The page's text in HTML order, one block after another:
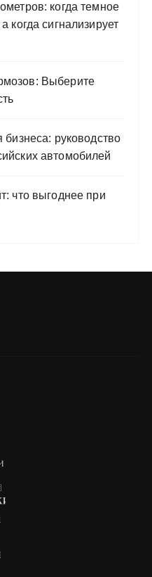
когда темное
когда сигнализирует
Выберите
бизнеса: руководство
автомобилей
что выгоднее при